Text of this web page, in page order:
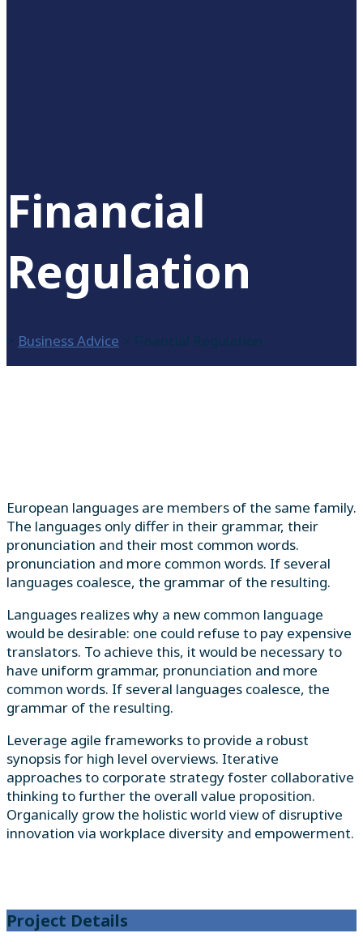
Financial
Regulation
Business Advice Financial Regulation
European languages are members of the same family.
The languages only differ in their grammar, their
pronunciation and their most common words.
pronunciation and more common words. If several
languages coalesce, the grammar of the resulting.
Languages realizes why a new common language
would be desirable: one could refuse to pay expensive
translators. To achieve this, it would be necessary to
have uniform grammar, pronunciation and more
common words. If several languages coalesce, the
grammar of the resulting.
Leverage agile frameworks to provide a robust
synopsis for high level overviews. Iterative
approaches to corporate strategy foster collaborative
thinking to further the overall value proposition.
Organically grow the holistic world view of disruptive
innovation via workplace diversity and empowerment.
Project Details